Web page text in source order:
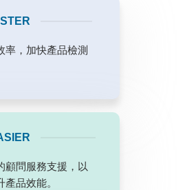
率，加快產品檢測
顧問服務支援，以
品效能。